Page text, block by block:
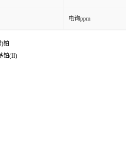
电询ppm
)铂
铂(II)